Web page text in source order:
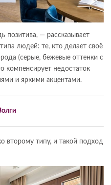
позитива, — рассказывает
людей: те, кто делает своё
(серые, бежевые оттенки с
компенсирует недостаток
и яркими акцентами.
второму типу, и такой подход